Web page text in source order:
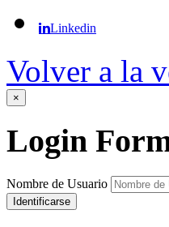
Linkedin
Volver a la
×
Login
Nombre de Usuario
Identificarse